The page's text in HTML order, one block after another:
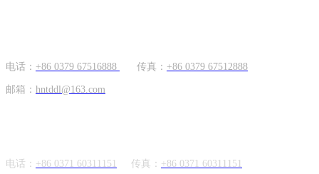
电话： +86 0379 67516888 传真： +86 0379 67512888
邮箱： hntddl@163.com
电话： +86 0371 60311151 传真： +86 0371 60311151